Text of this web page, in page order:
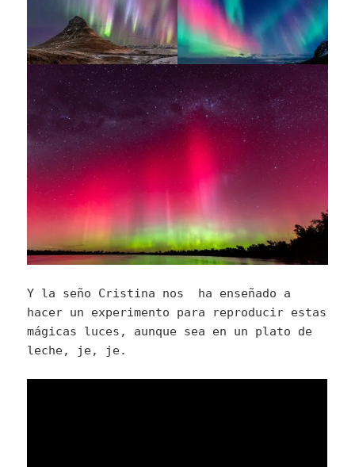
Y la seño Cristina nos ha enseñado a
hacer un experimento para reproducir estas
mágicas luces, aunque sea en un plato de
leche, je, je.